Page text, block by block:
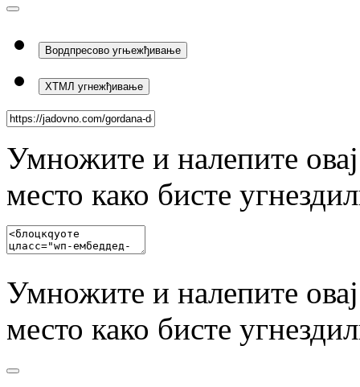
Вордпресово угњежђивање
ХТМЛ угнежђивање
Умножите и налепите
место како бисте
Умножите и налепите
место како бисте